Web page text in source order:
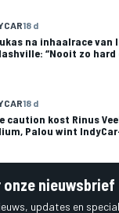
18 d
na inhaalrace van
“Nooit zo hard
18 d
caution kost Rinus
Palou wint
onze nieuwsbrief
updates en